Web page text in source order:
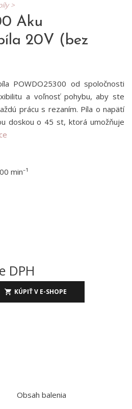
>
Aku
20V (bez
POWDO25300 od spoločnosti
a voľnosť pohybu, aby ste
prácu s rezaním. Píla o napätí
doskou o 45 st, ktorá umožňuje
min⁻¹
DPH
KÚPIŤ V E-SHOPE
Obsah balenia